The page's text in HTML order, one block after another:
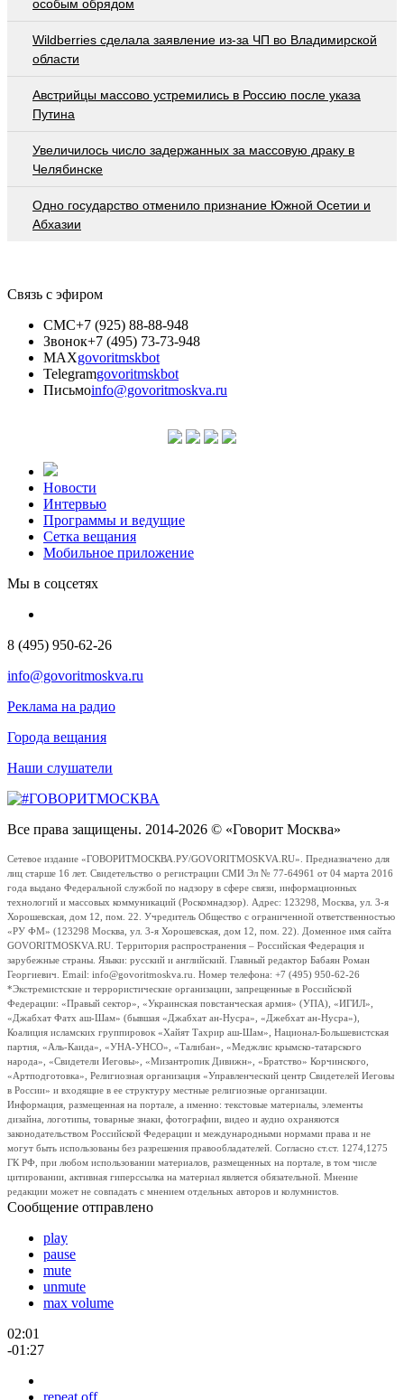
особым обрядом
Wildberries cделала заявление из-за ЧП во Владимирской
области
Австрийцы массово устремились в Россию после указа
Путина
Увеличилось число задержанных за массовую драку в
Челябинске
Одно государство отменило признание Южной Осетии и
Абхазии
Связь с эфиром
СМС+7 (925) 88-88-948
Звонок+7 (495) 73-73-948
MAXgovoritmskbot
Telegramgovoritmskbot
Письмоinfo@govoritmoskva.ru
Новости
Интервью
Программы и ведущие
Сетка вещания
Мобильное приложение
Мы в соцсетях
8 (495) 950-62-26
info@govoritmoskva.ru
Реклама на радио
Города вещания
Наши слушатели
Все права защищены. 2014-2026 © «Говорит Москва»
Сетевое издание «ГОВОРИТМОСКВА.РУ/GOVORITMOSKVA.RU». Предназначено для
лиц старше 16 лет. Свидетельство о регистрации СМИ Эл № 77-64961 от 04 марта 2016
года выдано Федеральной службой по надзору в сфере связи, информационных
технологий и массовых коммуникаций (Роскомнадзор). Адрес: 123298, Москва, ул. 3-я
Хорошевская, дом 12, пом. 22. Учредитель Общество с ограниченной ответственностью
«РУ ФМ» (123298 Москва, ул. 3-я Хорошевская, дом 12, пом. 22). Доменное имя сайта
GOVORITMOSKVA.RU. Территория распространения – Российская Федерация и
зарубежные страны. Языки: русский и английский. Главный редактор Бабаян Роман
Георгиевич. Email: info@govoritmoskva.ru. Номер телефона: +7 (495) 950-62-26
*Экстремистские и террористические организации, запрещенные в Российской
Федерации: «Правый сектор», «Украинская повстанческая армия» (УПА), «ИГИЛ»,
«Джабхат Фатх аш-Шам» (бывшая «Джабхат ан-Нусра», «Джебхат ан-Нусра»),
Коалиция исламских группировок «Хайят Тахрир аш-Шам», Национал-Большевистская
партия, «Аль-Каида», «УНА-УНСО», «Талибан», «Меджлис крымско-татарского
народа», «Свидетели Иеговы», «Мизантропик Дивижн», «Братство» Корчинского,
«Артподготовка», Религиозная организация «Управленческий центр Свидетелей Иеговы
в России» и входящие в ее структуру местные религиозные организации.
Информация, размещенная на портале, а именно: текстовые материалы, элементы
дизайна, логотипы, товарные знаки, фотографии, видео и аудио охраняются
законодательством Российской Федерации и международными нормами права и не
могут быть использованы без разрешения правообладателей. Согласно ст.ст. 1274,1275
ГК РФ, при любом использовании материалов, размещенных на портале, в том числе
цитировании, активная гиперссылка на материал является обязательной. Мнение
редакции может не совпадать с мнением отдельных авторов и колумнистов.
Сообщение отправлено
play
pause
mute
unmute
max volume
02:01
-01:27
repeat off